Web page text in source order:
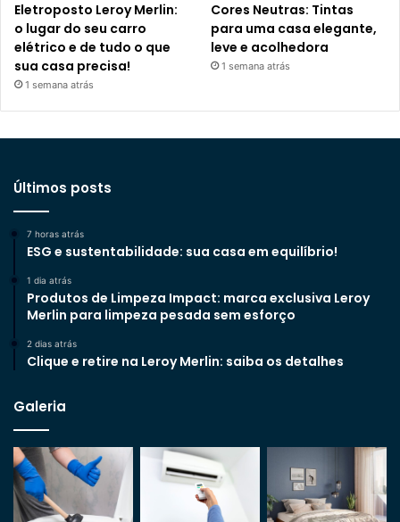
Eletroposto Leroy Merlin:
o lugar do seu carro
elétrico e de tudo o que
sua casa precisa!
1 semana atrás
Cores Neutras: Tintas
para uma casa elegante,
leve e acolhedora
1 semana atrás
Últimos posts
7 horas atrás
ESG e sustentabilidade: sua casa em equilíbrio!
1 dia atrás
Produtos de Limpeza Impact: marca exclusiva Leroy
Merlin para limpeza pesada sem esforço
2 dias atrás
Clique e retire na Leroy Merlin: saiba os detalhes
Galeria